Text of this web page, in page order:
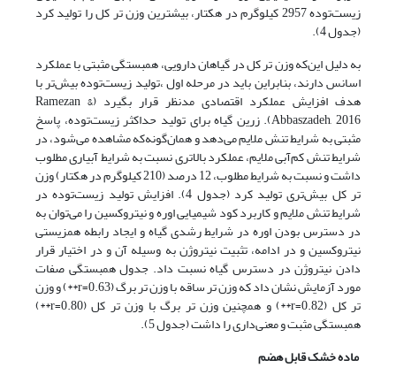
زیست‌توده 2957 کیلوگرم در هکتار، بیشترین وزن تر کل را تولید کرد
(جدول 4).
به دلیل این‌که وزن تر کل در گیاهان دارویی، همبستگی مثبتی با عملکرد
اسانس دارند، بنابراین باید در مرحله اول ،تولید زیست‌توده بیش‌تر با
هدف افزایش عملکرد اقتصادی مدنظر قرار بگیرد (Ramezan &
Abbaszadeh, 2016). زرین گیاه برای تولید حداکثر زیست‌توده، پاسخ
مثبتی به شرایط تنش ملایم می‌دهد و همان‌گونه‌که مشاهده می‌شود، در
شرایط تنش کم‌آبی ملایم، عملکرد بالاتری نسبت به شرایط آبیاری مطلوب
داشت و نسبت به شرایط مطلوب، 12 درصد (210 کیلوگرم در هکتار) وزن
تر کل بیش‌تری تولید کرد (جدول 4). افزایش تولید زیست‌توده در
شرایط تنش ملایم و کاربرد کود شیمیایی اوره و نیتروکسین را می‌توان به
در دسترس بودن اوره در شرایط رشدی گیاه و ایجاد رابطه همزیستی
نیتروکسین و در ادامه، تثبیت نیتروژن به وسیله آن و در اختیار قرار
دادن نیتروژن در دسترس گیاه نسبت داد. جدول همبستگی صفات
مورد آزمایش نشان داد که وزن تر ساقه با وزن تر برگ (r=0.63**) و وزن
تر کل (r=0.82**) و همچنین وزن تر برگ با وزن تر کل (r=0.80**)
همبستگی مثبت و معنی‌داری را داشت (جدول 5).
ماده خشک قابل هضم